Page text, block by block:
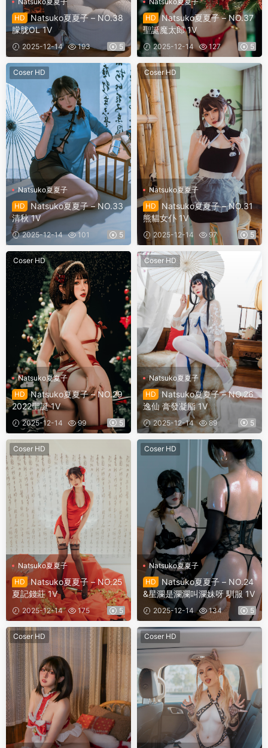
HD
Natsuko夏夏子 – NO.38
朦胧OL 1V
2025-12-14 193 5
HD
Natsuko夏夏子 – NO.37
聖誕魔太郎 1V
2025-12-14 127 5
Coser HD
Natsuko夏夏子
HD
Natsuko夏夏子 – NO.33
清秋 1V
2025-12-14 101 5
Coser HD
Natsuko夏夏子
HD
Natsuko夏夏子 – NO.31
熊貓女仆 1V
2025-12-14 97 5
Coser HD
Natsuko夏夏子
HD
Natsuko夏夏子 – NO.29
2022聖誕 1V
2025-12-14 99 5
Coser HD
Natsuko夏夏子
HD
Natsuko夏夏子 – NO.26
逸仙 膏發凝脂 1V
2025-12-14 89 5
Coser HD
Natsuko夏夏子
HD
Natsuko夏夏子 – NO.25
夏記錢莊 1V
2025-12-14 175 5
Coser HD
Natsuko夏夏子
HD
Natsuko夏夏子 – NO.24
&星瀾是瀾瀾叫瀾妹呀 馴服 1V
2025-12-14 134 5
Coser HD Coser HD